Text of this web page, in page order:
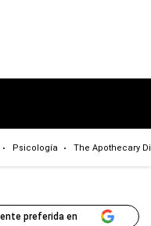
Psicología The Apothecary
preferida en